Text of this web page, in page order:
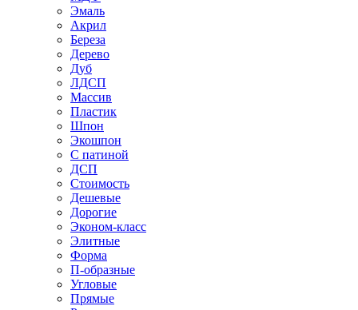
Эмаль
Акрил
Береза
Дерево
Дуб
ЛДСП
Массив
Пластик
Шпон
Экошпон
С патиной
ДСП
Стоимость
Дешевые
Дорогие
Эконом-класс
Элитные
Форма
П-образные
Угловые
Прямые